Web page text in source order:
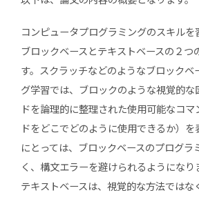
コンピュータプログラミングのスキルを
ブロックベースとテキストベースの２つ
す。スクラッチなどのようなブロックベ
グ学習では、ブロックのような視覚的な
ドを論理的に整理された使用可能なコ
ドをどこでどのように使用できるか）
にとっては、ブロックベースのプログラ
く、構文エラーを避けられるようになり
テキストベースは、視覚的な方法ではな